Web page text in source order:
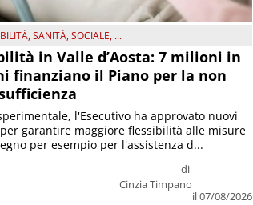
,SANITÀ,SOCIALE, ...
in Valle d’Aosta: 7 milioni in
finanziano il Piano per la non
di
Cinzia Timpano
il 07/08/2026
l'Esecutivo ha approvato nuovi
garantire maggiore flessibilità alle misure
per esempio per l'assistenza d...